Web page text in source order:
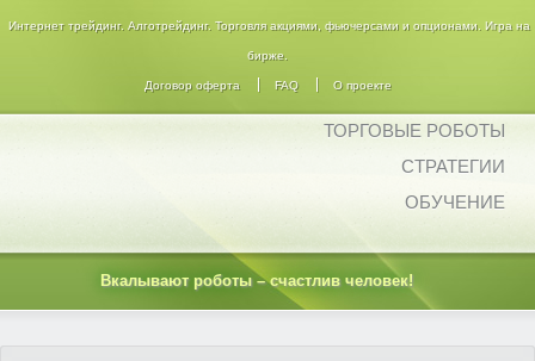
Интернет трейдинг. Алготрейдинг. Торговля акциями, фьючерсами и опционами. Игра на
бирже.
Договор оферта FAQ О проекте
Вкалывают роботы – счастлив человек!
ТОРГОВЫЕ РОБОТЫ
СТРАТЕГИИ
ОБУЧЕНИЕ